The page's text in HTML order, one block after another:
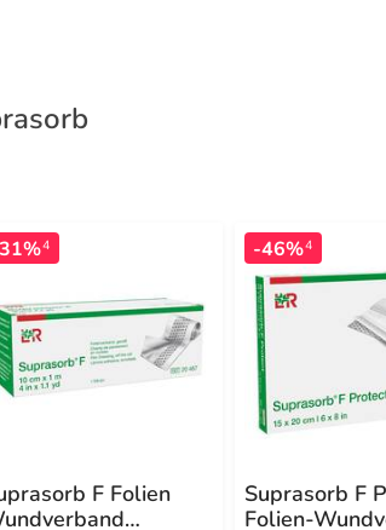
4
F Folien
-46%4
Suprasorb F
Folien-